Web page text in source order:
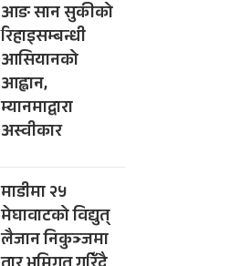
आङ सान सुकीको
रिहाइसम्बन्धी
आसियानको
आह्वान,
म्यानमाद्वारा
अस्वीकार
माडीमा २५
मेघावाटको विद्युत्
लैजान निकुञ्जमा